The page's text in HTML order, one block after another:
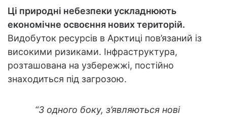
Ці природні небезпеки ускладнюють
економічне освоєння нових територій.
Видобуток ресурсів в Арктиці пов’язаний із
високими ризиками. Інфраструктура,
розташована на узбережжі, постійно
знаходиться під загрозою.
“З одного боку, з’являються нові